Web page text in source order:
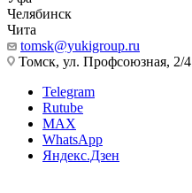
Челябинск
Чита
tomsk@yukigroup.ru
Томск, ул. Профсоюзная, 2/
Telegram
Rutube
MAX
WhatsApp
Яндекс.Дзен